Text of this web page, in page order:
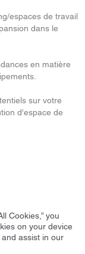
espaces de travail
dans le
en matière
sur votre
d'espace de
Cookies,” you
on your device
assist in our